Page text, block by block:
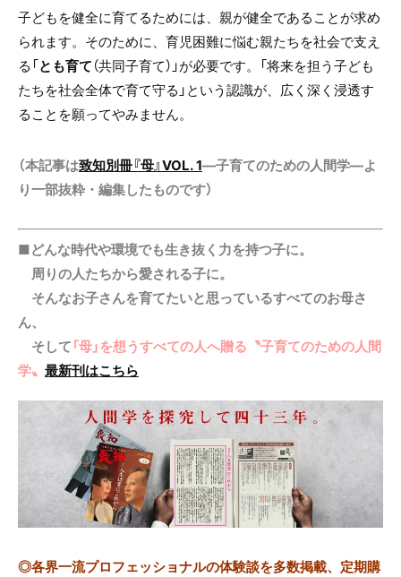
子どもを健全に育てるためには、親が健全であることが求め
られます。そのために、育児困難に悩む親たちを社会で支え
る「とも育て（共同子育て）」が必要です。「将来を担う子ども
たちを社会全体で育て守る」という認識が、広く深く浸透す
ることを願ってやみません。
（本記事は致知別冊『母』VOL. 1―子育てのための人間学―よ
り一部抜粋・編集したものです）
■どんな時代や環境でも生き抜く力を持つ子に。
周りの人たちから愛される子に。
そんなお子さんを育てたいと思っているすべてのお母さ
ん、
そして「母」を想うすべての人へ贈る〝子育てのための人間
学〟 最新刊はこちら
◎各界一流プロフェッショナルの体験談を多数掲載、定期購